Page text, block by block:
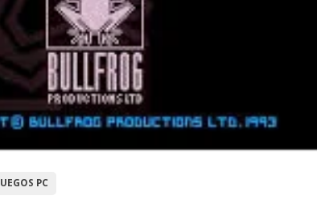
JUEGOS PC
Starcraft: El Videojuego de Estrategia
Que Marcó una Época